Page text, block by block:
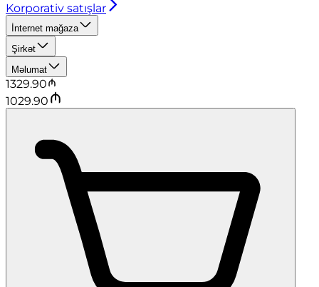
Korporativ satışlar
İnternet mağaza
Şirkət
Məlumat
1329.90
1029.90